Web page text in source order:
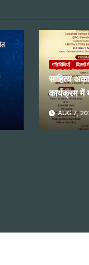
गतिविधियाँ दिल्ली
साहित्य
कार्यक्रम में
पाठAUG 7,